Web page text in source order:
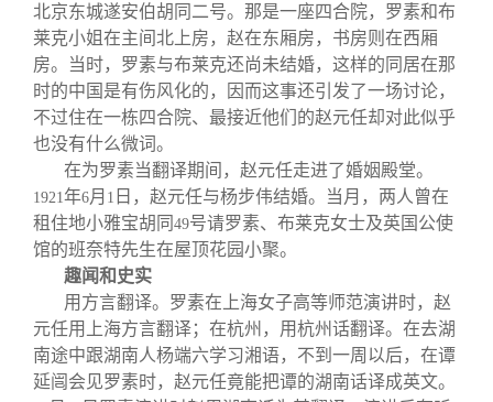
北京东城遂安伯胡同二号。那是一座四合院，罗素和布
莱克小姐在主间北上房，赵在东厢房，书房则在西厢
房。当时，罗素与布莱克还尚未结婚，这样的同居在那
时的中国是有伤风化的，因而这事还引发了一场讨论，
不过住在一栋四合院、最接近他们的赵元任却对此似乎
也没有什么微词。
在为罗素当翻译期间，赵元任走进了婚姻殿堂。
1921年6月 1 日，赵元任与杨步伟结婚。当月，两人曾在
租住地小雅宝胡同 49号请罗素、布莱克女士及英国公使
馆的班奈特先生在屋顶花园小聚。
趣闻和史实
用方言翻译。罗素在上海女子高等师范演讲时，赵
元任用上海方言翻译；在杭州，用杭州话翻译。在去湖
南途中跟湖南人杨端六学习湘语，不到一周以后，在谭
延闿会见罗素时，赵元任竟能把谭的湖南话译成英文。